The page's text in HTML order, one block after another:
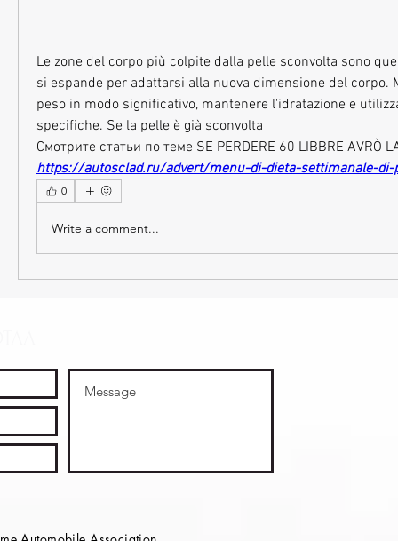
Le zone del corpo più colpite dalla pelle sconvolta sono
si espande per adattarsi alla nuova dimensione del corpo.
peso in modo significativo, mantenere l'idratazione e
specifiche. Se la pelle è già sconvolta
Смотрите статьи по теме SE PERDERE 60 LIBBRE AVRÒ
https://autosclad.ru/advert/menu-di-dieta-settimanale-di-
0
Write a comment...